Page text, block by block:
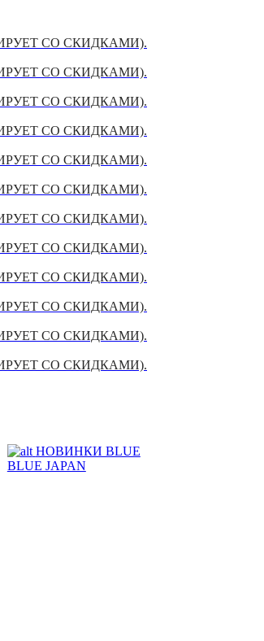
СО СКИДКАМИ).
СО СКИДКАМИ).
СО СКИДКАМИ).
СО СКИДКАМИ).
СО СКИДКАМИ).
СО СКИДКАМИ).
СО СКИДКАМИ).
СО СКИДКАМИ).
СО СКИДКАМИ).
СО СКИДКАМИ).
СО СКИДКАМИ).
СО СКИДКАМИ).
НОВИНКИ BLUE
BLUE JAPAN